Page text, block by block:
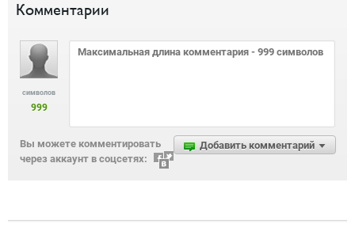
Комментарии
символов
999
Добавить комментарий
Вы можете комментировать
через аккаунт в соцсетях: